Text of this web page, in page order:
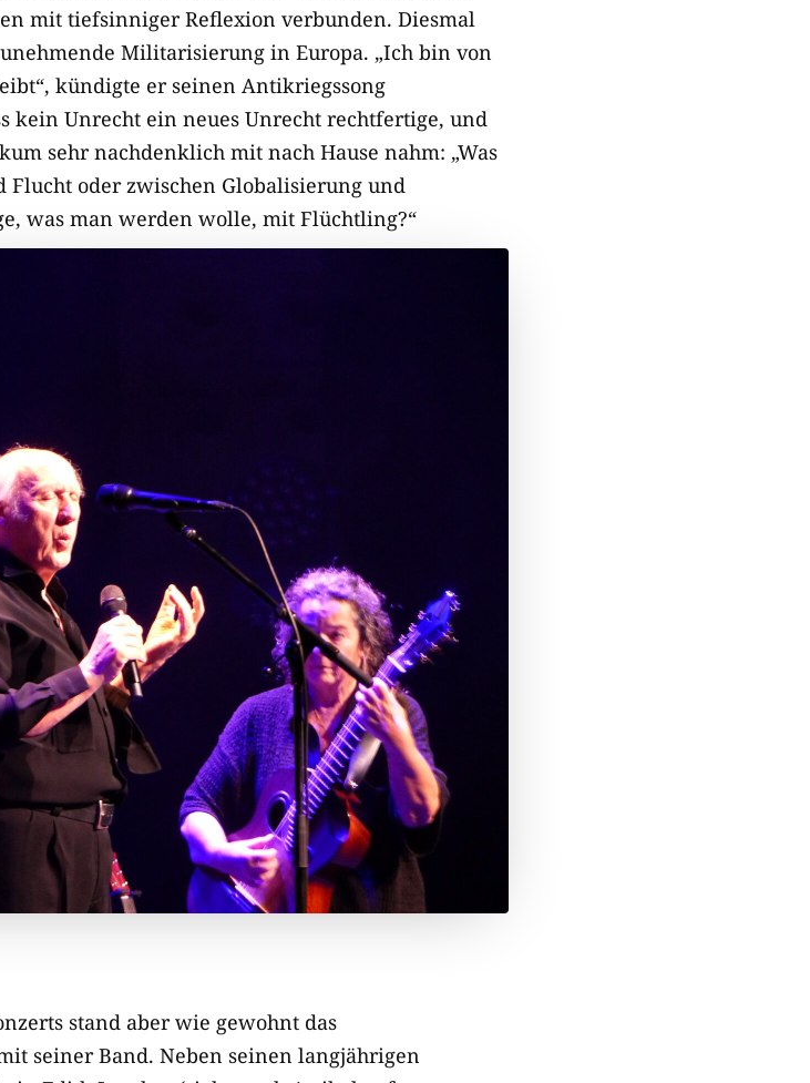
mit tiefsinniger Reflexion verbunden. Diesmal
Militarisierung in Europa. „Ich bin von
kündigte er seinen Antikriegssong
kein Unrecht ein neues Unrecht rechtfertige, und
sehr nachdenklich mit nach Hause nahm: „Was
Flucht oder zwischen Globalisierung und
was man werden wolle, mit Flüchtling?“
stand aber wie gewohnt das
seiner Band. Neben seinen langjährigen